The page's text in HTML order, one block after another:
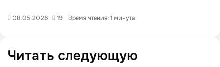
08.05.2026 19 Время чтения: 1 минута
Читать следующую